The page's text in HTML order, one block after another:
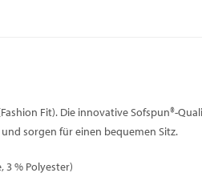
Fit). Die innovative Sofspun®-
sorgen für einen bequemen Sitz.
3 % Polyester)